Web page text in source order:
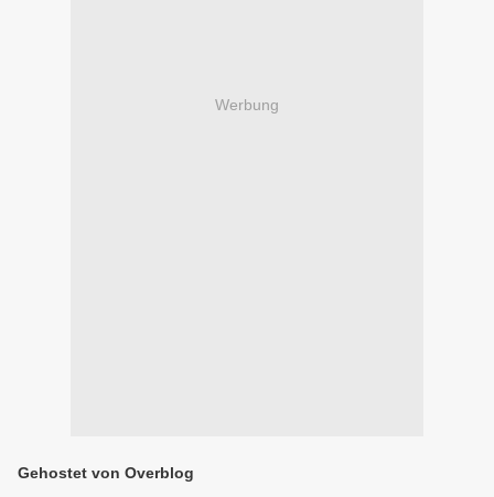
Werbung
Gehostet von Overblog